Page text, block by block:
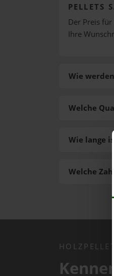
PELLETS
Der Preis
Ihre
Wie
Welche
Welche
Wie lange